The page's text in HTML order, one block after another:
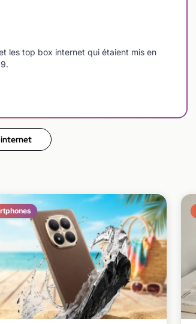
les top box internet qui étaient mis en